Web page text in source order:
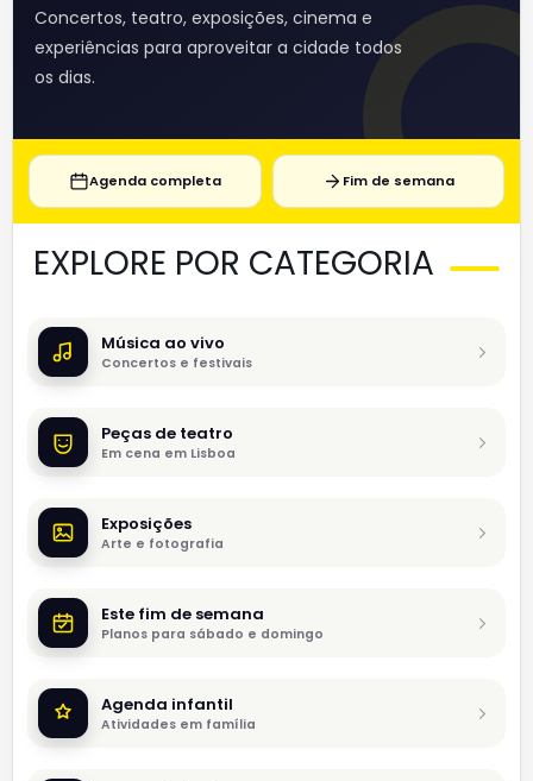
Concertos, teatro, exposições, cinema e
experiências para aproveitar a cidade todos
os dias.
Agenda completa Fim de semana
EXPLORE POR CATEGORIA
Música ao vivo
Concertos e festivais
Peças de teatro
Em cena em Lisboa
Exposições
Arte e fotografia
Este fim de semana
Planos para sábado e domingo
Agenda infantil
Atividades em família